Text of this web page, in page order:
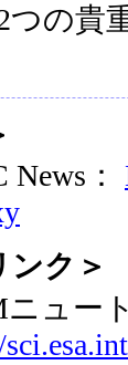
つの貴
News：
ンク＞
ュー